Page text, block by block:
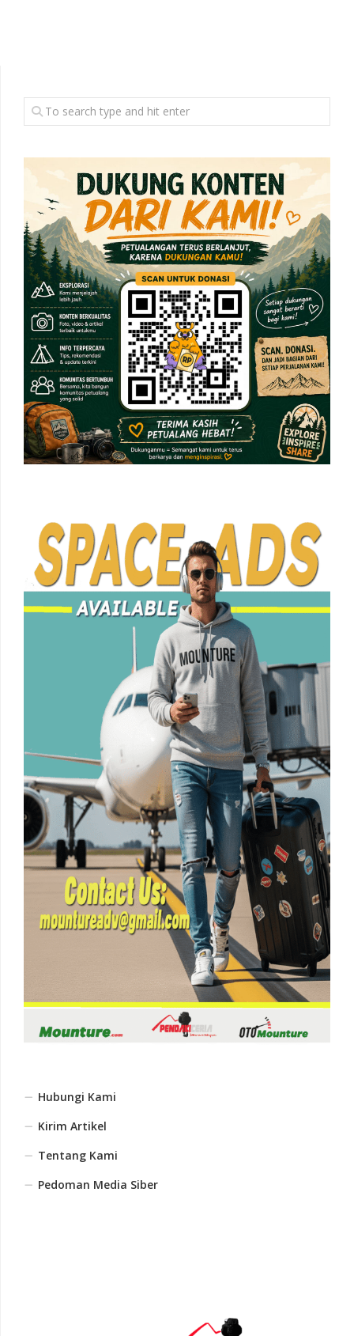
Hubungi Kami
Kirim Artikel
Tentang Kami
Pedoman Media Siber